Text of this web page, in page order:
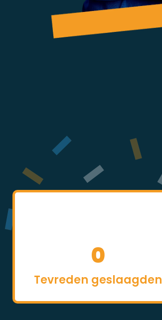
Tevreden geslaagden
0